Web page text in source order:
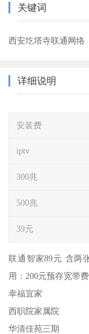
关键词
西安圪塔寺联通网络
详细说明
安装费
iptv
300兆
500兆
39元
联通智家89元 含两
用：200元预存宽带
幸福宜家
西职院家属院
华清佳苑三期